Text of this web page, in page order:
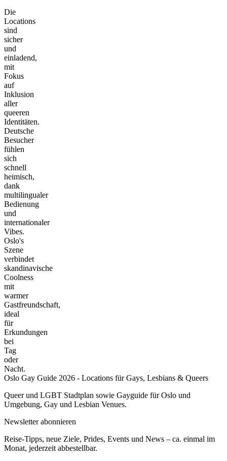
Die
Locations
sind
sicher
und
einladend,
mit
Fokus
auf
Inklusion
aller
queeren
Identitäten.
Deutsche
Besucher
fühlen
sich
schnell
heimisch,
dank
multilingualer
Bedienung
und
internationaler
Vibes.
Oslo's
Szene
verbindet
skandinavische
Coolness
mit
warmer
Gastfreundschaft,
ideal
für
Erkundungen
bei
Tag
oder
Nacht.
Oslo Gay Guide 2026 - Locations für Gays, Lesbians & Queers
Queer und LGBT Stadtplan sowie Gayguide für Oslo und
Umgebung, Gay und Lesbian Venues.
Newsletter abonnieren
Reise-Tipps, neue Ziele, Prides, Events und News – ca. einmal im
Monat, jederzeit abbestellbar.